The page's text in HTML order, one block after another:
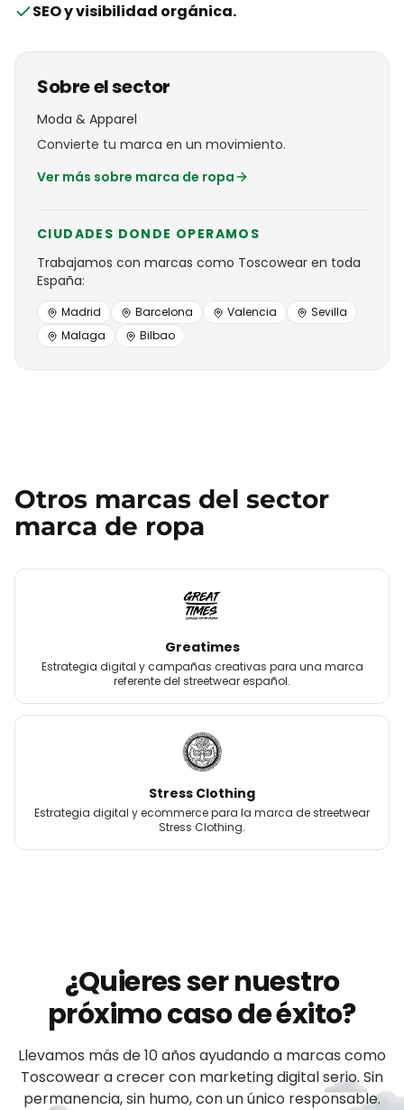
SEO y visibilidad orgánica.
Sobre el sector
Moda & Apparel
Convierte tu marca en un movimiento.
Ver más sobre marca de ropa
CIUDADES DONDE OPERAMOS
Trabajamos con marcas como Toscowear en toda
España:
Madrid Barcelona Valencia
Sevilla
Malaga
Bilbao
Otros marcas del sector
marca de ropa
Greatimes
Estrategia digital y campañas creativas para una marca
referente del streetwear español.
Stress Clothing
Estrategia digital y ecommerce para la marca de streetwear
Stress Clothing.
¿Quieres ser nuestro
próximo caso de éxito?
Llevamos más de 10 años ayudando a marcas como
Toscoweara crecer con marketing digital serio. Sin
permanencia, sin humo, con un único responsable.